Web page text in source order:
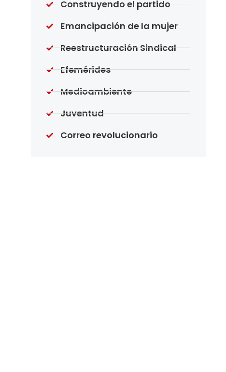
Construyendo el partido
Emancipación de la mujer
Reestructuración Sindical
Efemérides
Medioambiente
Juventud
Correo revolucionario